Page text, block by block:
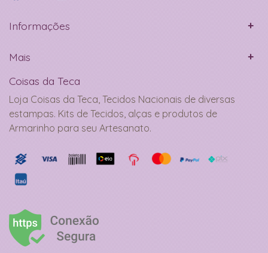
Informações
Mais
Coisas da Teca
Loja Coisas da Teca, Tecidos Nacionais de diversas
estampas. Kits de Tecidos, alças e produtos de
Armarinho para seu Artesanato.